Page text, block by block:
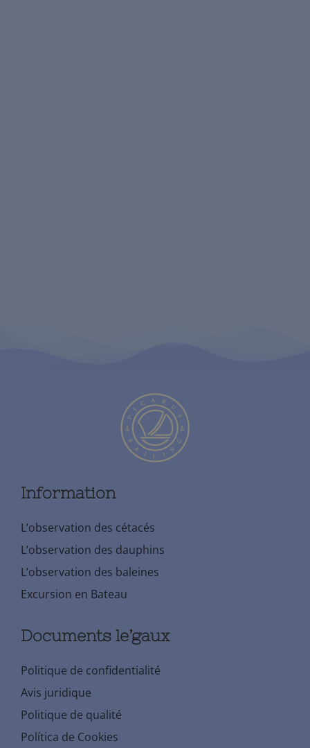
Information
L’observation des cétacés
L’observation des dauphins
L’observation des baleines
Excursion en Bateau
Documents le’gaux
Politique de confidentialité
Avis juridique
Politique de qualité
Política de Cookies